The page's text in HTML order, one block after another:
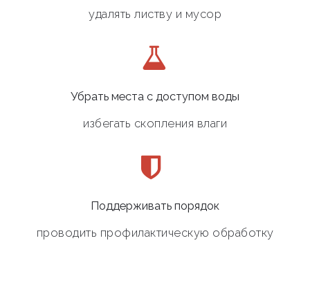
удалять листву и мусор
Убрать места с доступом воды
избегать скопления влаги
Поддерживать порядок
проводить профилактическую обработку